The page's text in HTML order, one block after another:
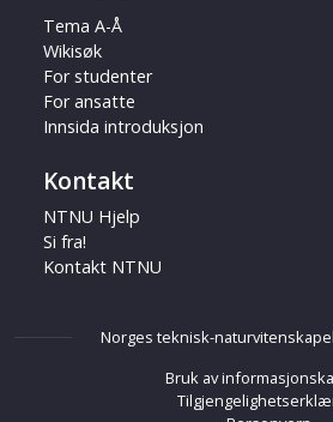
Tema A-Å
Wikisøk
For studenter
For ansatte
Innsida introduksjon
Kontakt
NTNU Hjelp
Si fra!
Kontakt NTNU
Norges teknisk-
Bruk av